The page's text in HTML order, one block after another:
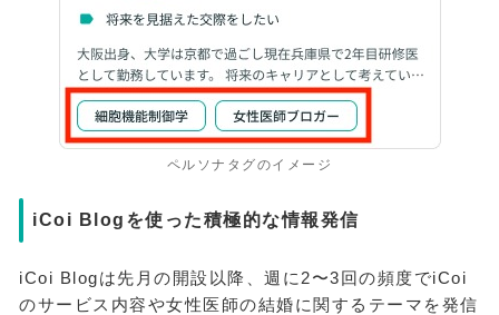
ペルソナタグのイメージ
iCoi Blogを使った積極的な情報発信
iCoi Blogは先月の開設以降、週に2〜3回の頻度でiCoi
のサービス内容や女性医師の結婚に関するテーマを発信